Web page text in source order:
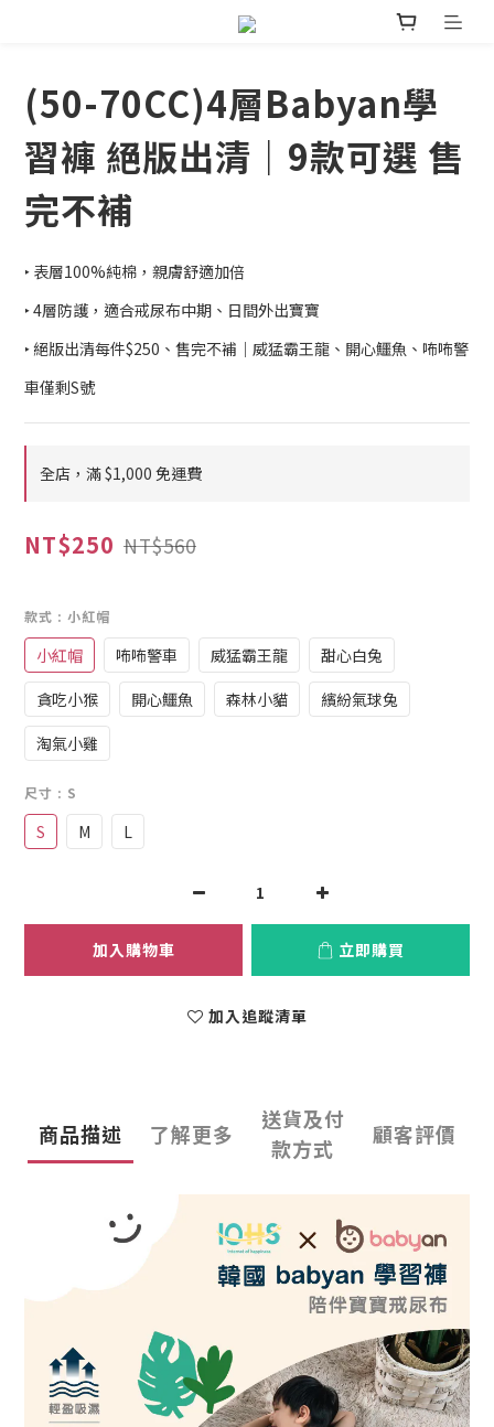
(50-70CC)4層Babyan學
習褲 絕版出清｜9款可選 售
完不補
‣ 表層100%純棉，親膚舒適加倍
‣ 4層防護，適合戒尿布中期、日間外出寶寶
‣ 絕版出清每件$250、售完不補｜威猛霸王龍、開心鱷魚、咘咘警
車僅剩S號
全店，滿 $1,000 免運費
NT$250 NT$560
款式 : 小紅帽
小紅帽 咘咘警車 威猛霸王龍
甜心白兔
貪吃小猴
開心鱷魚 森林小貓
繽紛氣球兔
淘氣小雞
尺寸 : S
S M L
加入購物車 立即購買
加入追蹤清單
商品描述 了解更多
送貨及付
款方式
顧客評價